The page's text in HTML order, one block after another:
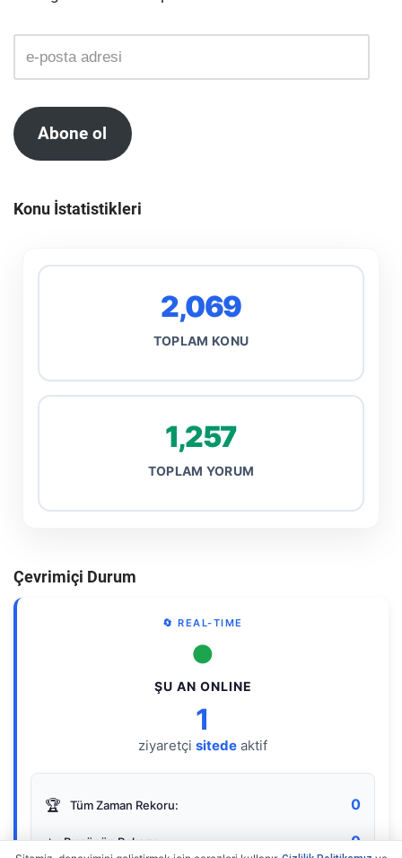
Abone ol
Konu İstatistikleri
2,069
TOPLAM KONU
1,257
TOPLAM YORUM
Çevrimiçi Durum
🔄 REAL-TIME
●
ŞU AN ONLINE
1
ziyaretçi sitede aktif
🏆 Tüm Zaman Rekoru: 0
⭐ Bugünün Rekoru: 0